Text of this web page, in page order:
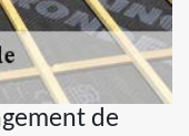
de